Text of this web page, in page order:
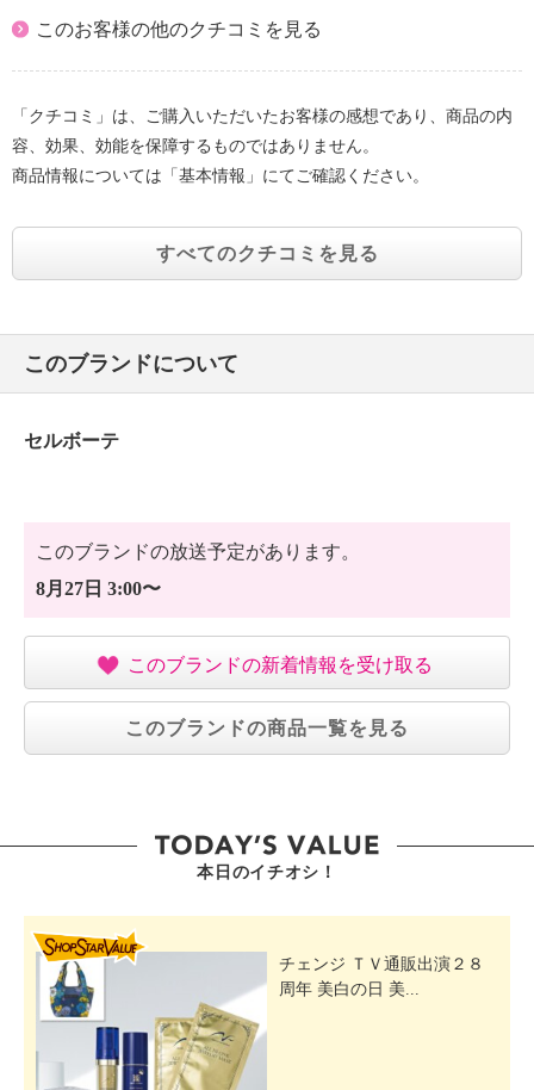
このお客様の他のクチコミを見る
「クチコミ」は、ご購入いただいたお客様の感想であり、商品の内
容、効果、効能を保障するものではありません。
商品情報については「基本情報」にてご確認ください。
すべてのクチコミを見る
このブランドについて
セルボーテ
このブランドの放送予定があります。
8月27日 3:00〜
このブランドの新着情報を受け取る
このブランドの商品一覧を見る
本日のイチオシ！
チェンジ ＴＶ通販出演２８
周年 美白の日 美...